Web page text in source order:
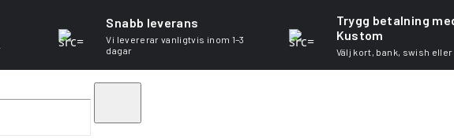
Snabb leverans
Vi levererar vanligtvis inom 1–3
dagar
Trygg betalning
Kustom
Välj kort, bank, swish